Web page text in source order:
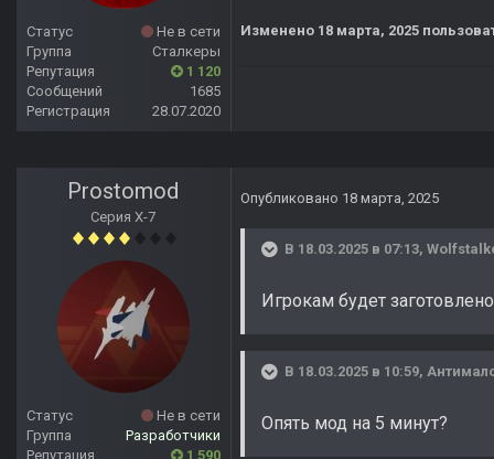
Статус
Не в сети
Группа
Сталкеры
Репутация
1 120
Сообщений
1685
Регистрация
28.07.2020
Изменено 18 марта, 2025
Prostomod
Серия Х-7
Статус
Не в сети
Группа
Разработчики
Репутация
1 590
Опубликовано 18 марта, 2025
В 18.03.2025 в 07:13,
Игрокам будет
В 18.03.2025 в 10:59,
Опять мод на 5 минут?